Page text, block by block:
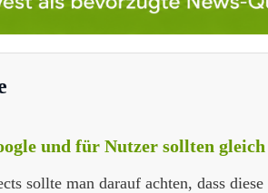
und für Nutzer sollten gleich
sollte man darauf achten, dass